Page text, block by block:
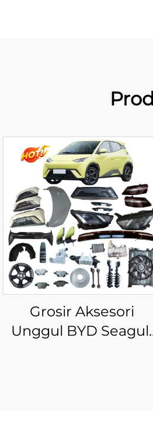
Grosir Aksesori
Unggul BYD Seagull